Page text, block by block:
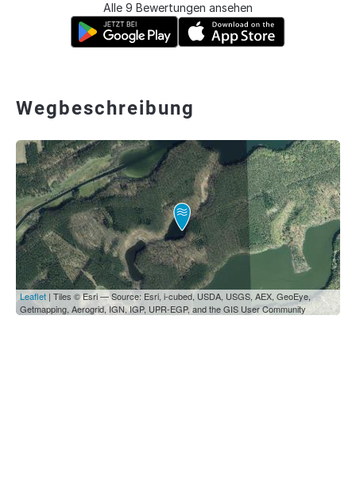
Alle 9 Bewertungen ansehen
Wegbeschreibung
Leaflet | Tiles © Esri — Source: Esri, i-cubed, USDA, USGS, AEX, GeoEye,
Getmapping, Aerogrid, IGN, IGP, UPR-EGP, and the GIS User Community